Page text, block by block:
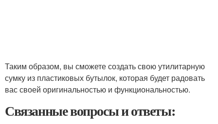
Таким образом, вы сможете создать свою утилитарную
сумку из пластиковых бутылок, которая будет радовать
вас своей оригинальностью и функциональностью.
Связанные вопросы и ответы: